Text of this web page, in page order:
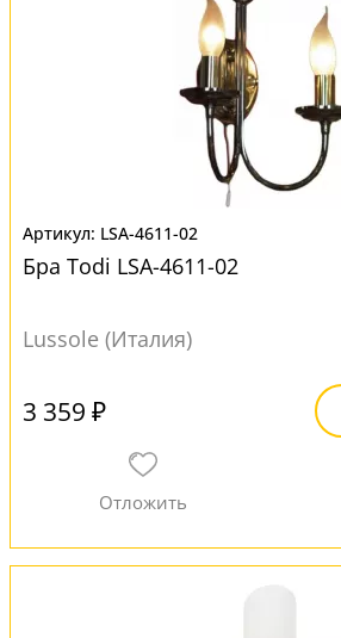
LSA-4611-02
Бра Todi LSA-4611-02
Lussole (Италия)
3 359 ₽